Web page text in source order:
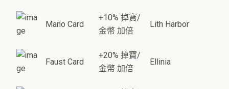
Mano Card
+10% 掉寶/
金幣 加倍
Lith Harbor
Faust Card
+20% 掉寶/
金幣 加倍
Ellinia